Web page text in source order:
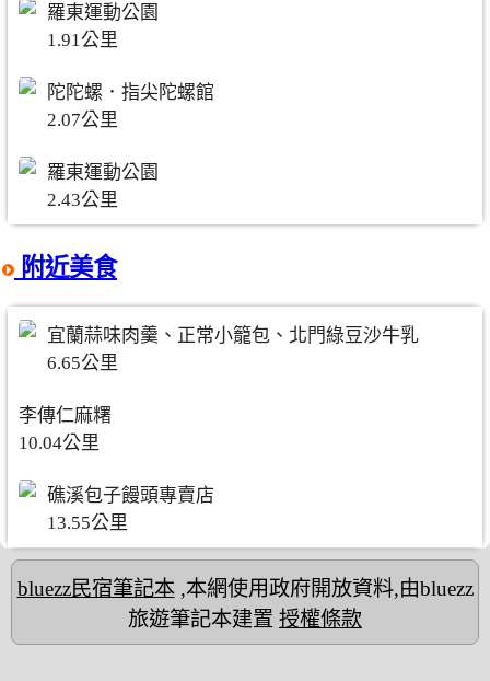
羅東運動公園
1.91公里
陀陀螺．指尖陀螺館
2.07公里
羅東運動公園
2.43公里
附近美食
宜蘭蒜味肉羹、正常小籠包、北門綠豆沙牛乳
6.65公里
李傳仁麻糬
10.04公里
礁溪包子饅頭專賣店
13.55公里
bluezz民宿筆記本,本網使用政府開放資料,由bluezz
旅遊筆記本建置 授權條款